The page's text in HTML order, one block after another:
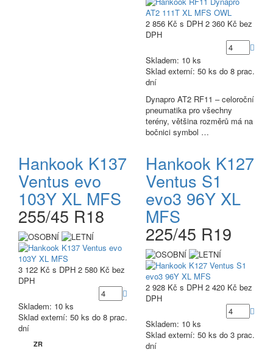
2 856 Kč s DPH 2 360 Kč bez
DPH
Skladem: 10 ks
Sklad externí: 50 ks do 8 prac.
dní
Dynapro AT2 RF11 – celoroční
pneumatika pro všechny
terény, většina rozměrů má na
bočnici symbol …
Hankook K137
Ventus evo
103Y XL MFS
255/45 R18
3 122 Kč s DPH 2 580 Kč bez
DPH
Skladem: 10 ks
Sklad externí: 50 ks do 8 prac.
dní
ZR
Hankook K127
Ventus S1
evo3 96Y XL
MFS
225/45 R19
2 928 Kč s DPH 2 420 Kč bez
DPH
Skladem: 10 ks
Sklad externí: 50 ks do 3 prac.
dní